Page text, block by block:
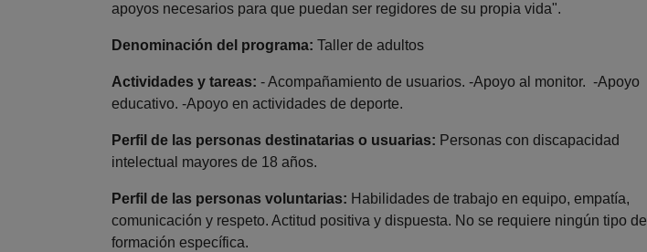
apoyos necesarios para que puedan ser regidores de su propia vida".
Denominación del programa: Taller de adultos
Actividades y tareas: - Acompañamiento de usuarios. -Apoyo al monitor. -Apoyo
educativo. -Apoyo en actividades de deporte.
Perfil de las personas destinatarias o usuarias: Personas con discapacidad
intelectual mayores de 18 años.
Perfil de las personas voluntarias: Habilidades de trabajo en equipo, empatía,
comunicación y respeto. Actitud positiva y dispuesta. No se requiere ningún tipo de
formación específica.